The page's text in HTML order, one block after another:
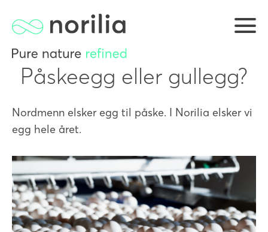
Påskeegg eller gullegg?
Nordmenn elsker egg til påske. I Norilia elsker vi
egg hele året.